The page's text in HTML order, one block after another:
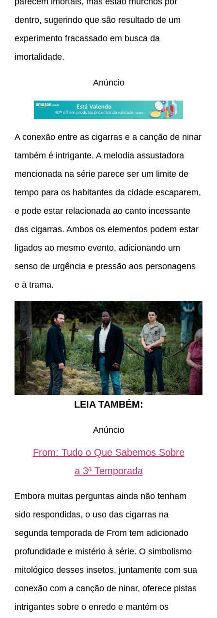
dentro, sugerindo que são resultado de um
experimento fracassado em busca da
imortalidade.
Anúncio
A conexão entre as cigarras e a canção de ninar
também é intrigante. A melodia assustadora
mencionada na série parece ser um limite de
tempo para os habitantes da cidade escaparem,
e pode estar relacionada ao canto incessante
das cigarras. Ambos os elementos podem estar
ligados ao mesmo evento, adicionando um
senso de urgência e pressão aos personagens
e à trama.
LEIA TAMBÉM:
Anúncio
From: Tudo o Que Sabemos Sobre
a 3ª Temporada
Embora muitas perguntas ainda não tenham
sido respondidas, o uso das cigarras na
segunda temporada de From tem adicionado
profundidade e mistério à série. O simbolismo
mitológico desses insetos, juntamente com sua
conexão com a canção de ninar, oferece pistas
intrigantes sobre o enredo e mantém os